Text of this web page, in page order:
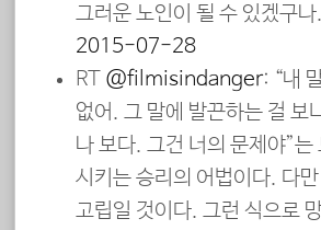
그러운 노인이 될 수 있겠구나.
2015-07-28
RT @filmisindanger: “내
없어. 그 말에 발끈하는 걸 보
나 보다. 그건 너의 문제야”는
시키는 승리의 어법이다. 다
고립일 것이다. 그런 식으로